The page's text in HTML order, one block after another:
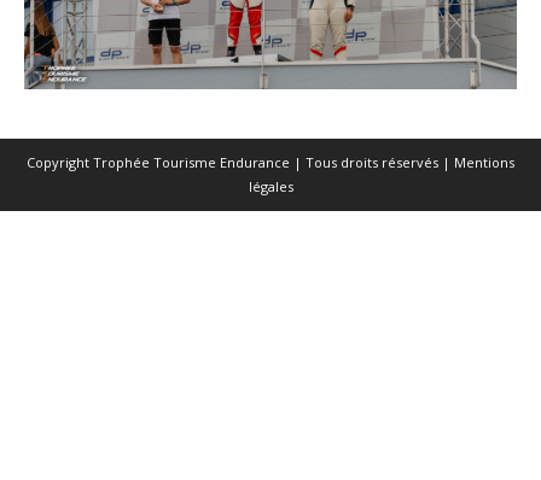
Copyright Trophée Tourisme Endurance | Tous droits réservés | Mentions
légales